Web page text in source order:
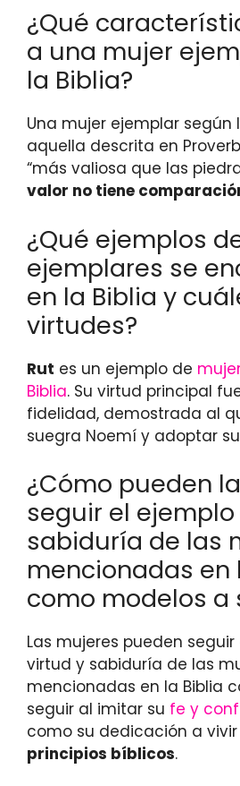
¿Qué
a una mujer
la Biblia?
Una mujer ejemplar según
aquella descrita en
“más valiosa que las
valor no tiene
¿Qué ejemplos
ejemplares se
en la Biblia y
virtudes?
Rut es un ejemplo de
Biblia. Su virtud principal
fidelidad, demostrada al
suegra Noemí y adoptar su
¿Cómo pueden
seguir el
sabiduría de las
mencionadas en
como modelos a
Las mujeres pueden
virtud y sabiduría de las
mencionadas en la Biblia
seguir al imitar su fe y
como su dedicación a
principios bíblicos.